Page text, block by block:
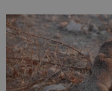
Když se ke mně doneslo,